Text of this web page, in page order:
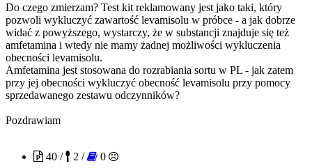
Do czego zmierzam? Test kit reklamowany jest jako taki, który
pozwoli wykluczyć zawartość levamisolu w próbce - a jak dobrze
widać z powyższego, wystarczy, że w substancji znajduje się też
amfetamina i wtedy nie mamy żadnej możliwości wykluczenia
obecności levamisolu.
Amfetamina jest stosowana do rozrabiania sortu w PL - jak zatem
przy jej obecności wykluczyć obecność levamisolu przy pomocy
sprzedawanego zestawu odczynników?
Pozdrawiam
40 /
2 / 0